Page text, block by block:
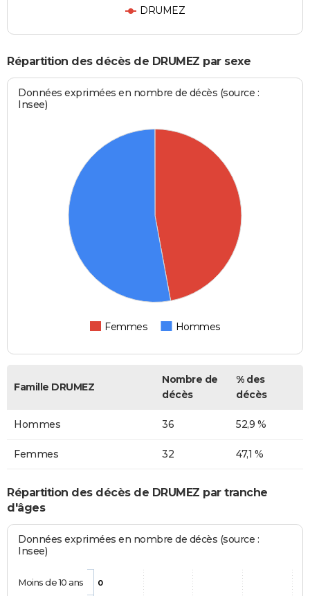
DRUMEZ
Répartition des décès de DRUMEZ par sexe
Données exprimées en nombre de décès (source :
Insee)
Femmes Hommes
Famille DRUMEZ
Nombre de
décès
% des
décès
Hommes 36 52,9 %
Femmes 32 47,1 %
Répartition des décès de DRUMEZ par tranche
d'âges
Données exprimées en nombre de décès (source :
Insee)
0
Moins de 10 ans